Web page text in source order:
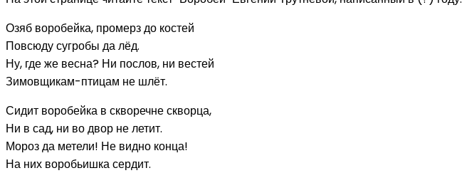
Озяб воробейка, промерз до костей
Повсюду сугробы да лёд.
Ну, где же весна? Ни послов, ни вестей
Зимовщикам-птицам не шлёт.
Сидит воробейка в скворечне скворца,
Ни в сад, ни во двор не летит.
Мороз да метели! Не видно конца!
На них воробьишка сердит.